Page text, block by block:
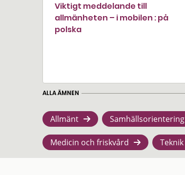
Viktigt meddelande till
allmänheten – i mobilen : på
polska
ALLA ÄMNEN
Allmänt Samhällsorientering
Medicin och friskvård Teknik